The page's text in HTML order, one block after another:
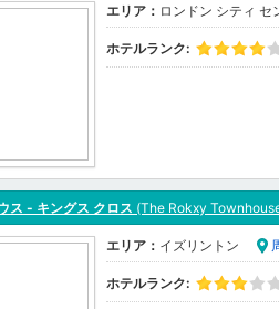
エリア： ロンドン シティ セ
ホテルランク:
ス - キングス クロス (The Rokxy
エリア： イズリントン
ホテルランク: